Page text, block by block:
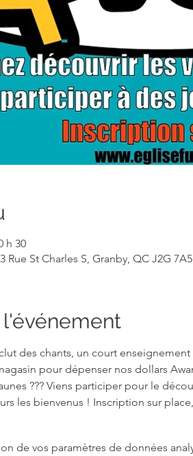
h 30
Rue St Charles S, Granby, QC J2G
des chants, un court
pour dépenser nos dollars
??? Viens participer pour le
les bienvenus ! Inscription sur
de vos paramètres de données